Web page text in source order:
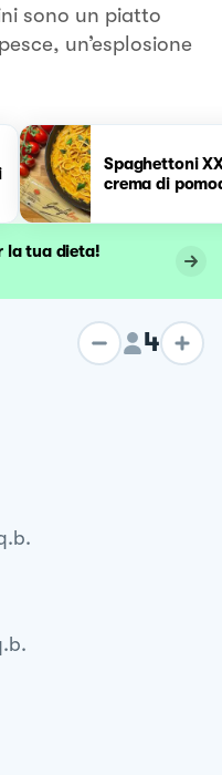
sono un piatto
un’esplosione
Spaghettoni
crema di
la tua dieta!
4